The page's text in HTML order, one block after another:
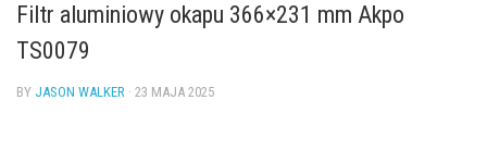
Filtr aluminiowy okapu 366×231 mm Akpo
TS0079
BY JASON WALKER · 23 MAJA 2025